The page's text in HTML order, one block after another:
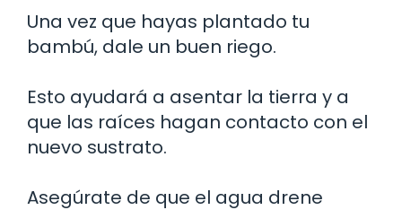
Una vez que hayas plantado tu
bambú, dale un buen riego.
Esto ayudará a asentar la tierra y a
que las raíces hagan contacto con el
nuevo sustrato.
Asegúrate de que el agua drene